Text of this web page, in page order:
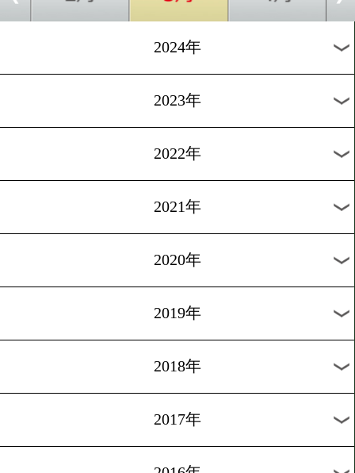
[非公開練習]2025.2.22
絶好調! 坂井優太!
1
過去のニュース
2025年